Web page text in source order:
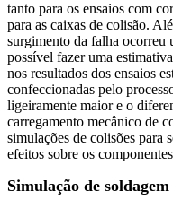
tanto para os ensaios com
para as caixas de colisão.
surgimento da falha ocorreu
possível fazer uma
nos resultados dos ensaios
confeccionadas pelo
ligeiramente maior e o
carregamento mecânico de
simulações de colisões para
efeitos sobre os
Simulação de soldagem